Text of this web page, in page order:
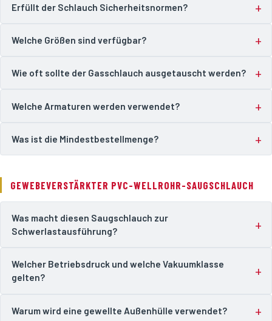
Erfüllt der Schlauch Sicherheitsnormen?
Welche Größen sind verfügbar?
Wie oft sollte der Gasschlauch ausgetauscht werden?
Welche Armaturen werden verwendet?
Was ist die Mindestbestellmenge?
GEWEBEVERSTÄRKTER PVC-WELLROHR-SAUGSCHLAUCH
Was macht diesen Saugschlauch zur
Schwerlastausführung?
Welcher Betriebsdruck und welche Vakuumklasse
gelten?
Warum wird eine gewellte Außenhülle verwendet?